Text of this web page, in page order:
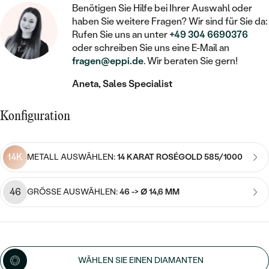
MIT FÜLLUNG
IM SET
LUXURIÖSE
LAB GROWN DIAMANTEN ZUM
EINFASSEN
FARBIGE DIAMANTEN ZUM EINFASSEN
MIT DIAMANT
MIT LAB GROWN DIAMANT
MIT MOISSANIT
MIT FARBIGEN DIAMANTEN
SCHMUCK FÜR KINDER
BROSCHEN
SCHMUCKZUBEHÖR
NACH MATERIAL
GOLD
SILBER
PLATIN
DIAMANTSCHMUCK
KINDER
PIERCINGS
PERLENOHRRINGE
NACH PREIS
PREISWERTE
LUXURIÖSE
MEDAILLON
KETTEN
HERZKETTEN
NACH EDELSTEIN
MIT DIAMANT
MIT EDELSTEIN
NACH PREIS
SIEGELRINGE
PERSONALISIERT
MIT DIAMANT
MIT EDELSTEIN
PERLENRINGE
PREISWERTE
Benötigen Sie Hilfe bei Ihrer Auswahl oder
haben Sie weitere Fragen? Wir sind für Sie da:
Rufen Sie uns an unter+49 304 6690376
oder schreiben Sie uns eine E-Mail an
fragen@eppi.de. Wir beraten Sie gern!
Aneta, Sales Specialist
Konfiguration
14K METALL AUSWÄHLEN:14 KARAT ROSÉGOLD 585/1000
46 GRÖSSE AUSWÄHLEN:46 -> Ø 14,6 MM
WÄHLEN SIE EINEN DIAMANTEN